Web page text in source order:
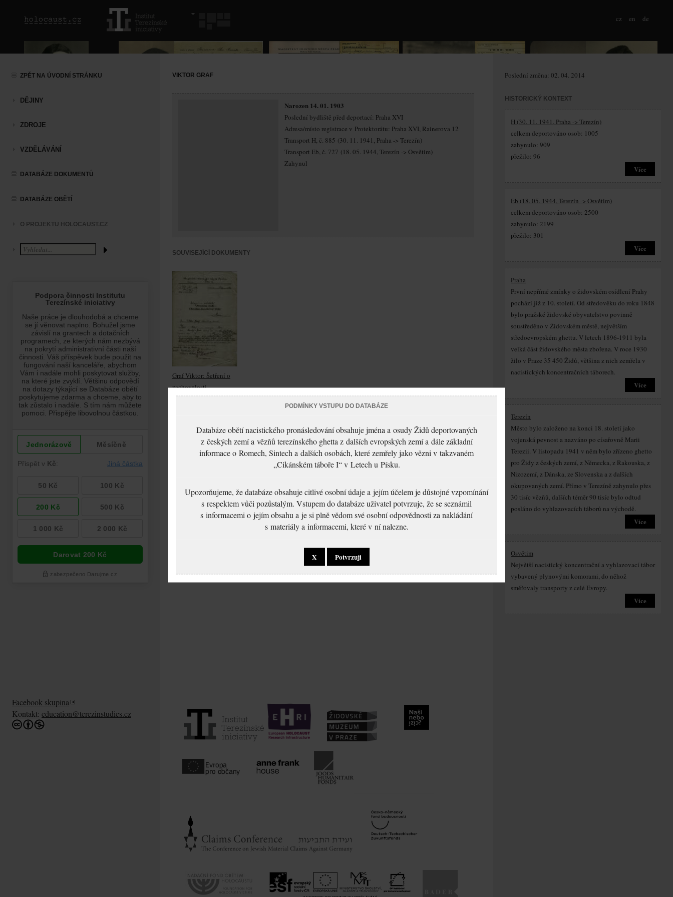
cz en de
ZPĚT NA ÚVODNÍ STRÁNKU
DĚJINY
ZDROJE
VZDĚLÁVÁNÍ
DATABÁZE DOKUMENTŮ
DATABÁZE OBĚTÍ
O PROJEKTU HOLOCAUST.CZ
VIKTOR GRAF
Narozen 14. 01. 1903
Poslední bydliště před deportací: Praha XVI
Adresa/místo registrace v Protektorátu: Praha XVI, Rainerova 12
Transport H, č. 885 (30. 11. 1941, Praha -> Terezín)
Transport Eb, č. 727 (18. 05. 1944, Terezín -> Osvětim)
Zahynul
SOUVISEJÍCÍ DOKUMENTY
Graf Viktor: Šetření o
zachovalosti
Poslední změna: 02. 04. 2014
HISTORICKÝ KONTEXT
H (30. 11. 1941, Praha -> Terezín)
celkem deportováno osob: 1005
zahynulo: 909
přežilo: 96
Více
Eb (18. 05. 1944, Terezín -> Osvětim)
celkem deportováno osob: 2500
zahynulo: 2199
přežilo: 301
Více
Praha
První nepřímé zmínky o židovském osídlení Prahy
pochází již z 10. století. Od středověku do roku 1848
bylo pražské židovské obyvatelstvo povinně
soustředěno v Židovském městě, největším
středoevropském ghettu. V letech 1896-1911 byla
velká část židovského města zbořena. V roce 1930
žilo v Praze 35 450 Židů, většina z nich zemřela v
nacistických koncentračních táborech.
Více
Terezín
Město bylo založeno na konci 18. století jako
vojenská pevnost a nazváno po císařovně Marii
Terezii. V listopadu 1941 v něm bylo zřízeno ghetto
pro Židy z českých zemí, z Německa, z Rakouska, z
Nizozemí, z Dánska, ze Slovenska a z dalších
okupovaných zemí. Přímo v Terezíně zahynulo přes
30 tisíc vězňů, dalších téměr 90 tisíc bylo odtud
posláno do vyhlazovacích táborů na východě.
Více
Osvětim
Největší nacistický koncentrační a vyhlazovací tábor
vybavený plynovými komorami, do něhož
směřovaly transporty z celé Evropy.
Více
Facebook skupina
Kontakt: education@terezinstudies.cz
PODMÍNKY VSTUPU DO DATABÁZE
Databáze obětí nacistického pronásledování obsahuje jména a osudy Židů deportovaných
z českých zemí a vězňů terezínského ghetta z dalších evropských zemí a dále základní
informace o Romech, Sintech a dalších osobách, které zemřely jako vězni v takzvaném
„Cikánském táboře I“ v Letech u Písku.
Upozorňujeme, že databáze obsahuje citlivé osobní údaje a jejím účelem je důstojné vzpomínání
s respektem vůči pozůstalým. Vstupem do databáze uživatel potvrzuje, že se seznámil
s informacemi o jejím obsahu a je si plně vědom své osobní odpovědnosti za nakládání
s materiály a informacemi, které v ní nalezne.
X Potvrzuji